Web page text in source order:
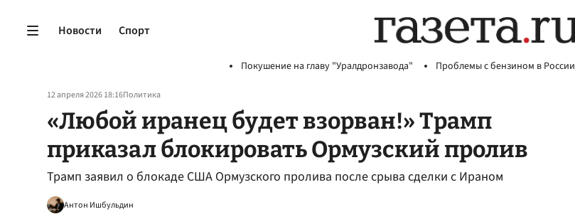
Новости Спорт
Покушение на главу "Уралдронзавода" Проблемы с бензином в России
12 апреля 2026 18:16Политика
«Любой иранец будет взорван!» Трамп
приказал блокировать Ормузский пролив
Трамп заявил о блокаде США Ормузского пролива после срыва сделки с Ираном
Антон Ишбульдин